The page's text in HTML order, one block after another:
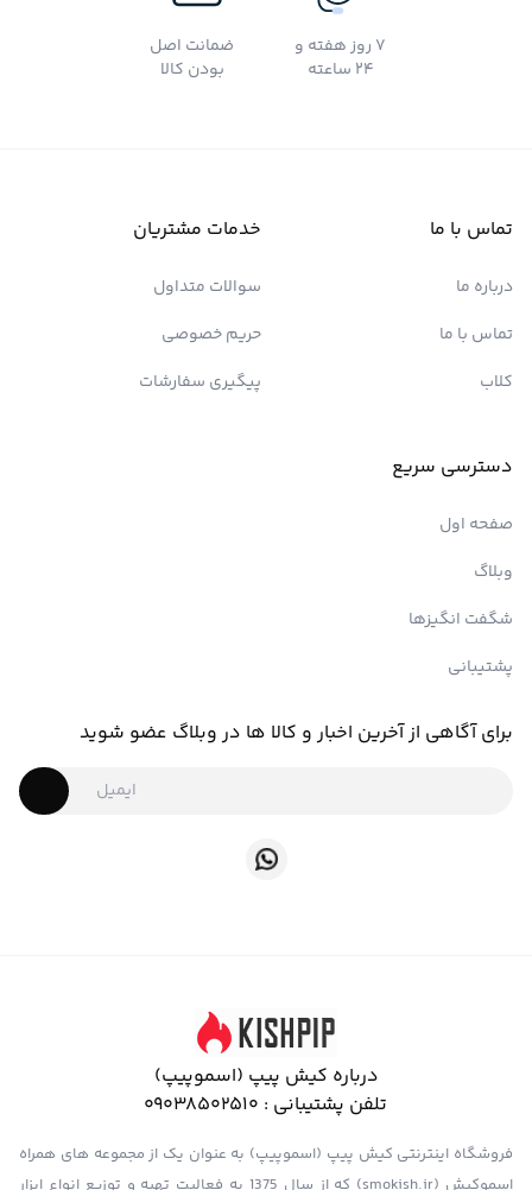
7 روز هفته و
24 ساعته
ضمانت اصل
بودن کالا
تماس با ما
درباره ما
تماس با ما
کلاب
خدمات مشتریان
سوالات متداول
حریم خصوصی
پیگیری سفارشات
دسترسی سریع
صفحه اول
وبلاگ
شگفت انگیزها
پشتیبانی
برای آگاهی از آخرین اخبار و کالا ها در وبلاگ عضو شوید
درباره کیش پیپ (اسموپیپ)
تلفن پشتیبانی : 09038502510
فروشگاه اینترنتی کیش پیپ (اسموپیپ) به عنوان یک از مجموعه های همراه
اسموکیش (smokish.ir) که از سال 1375 به فعالیت تهیه و توزیع انواع ابزار